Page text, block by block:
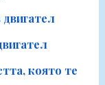
двигател
която те